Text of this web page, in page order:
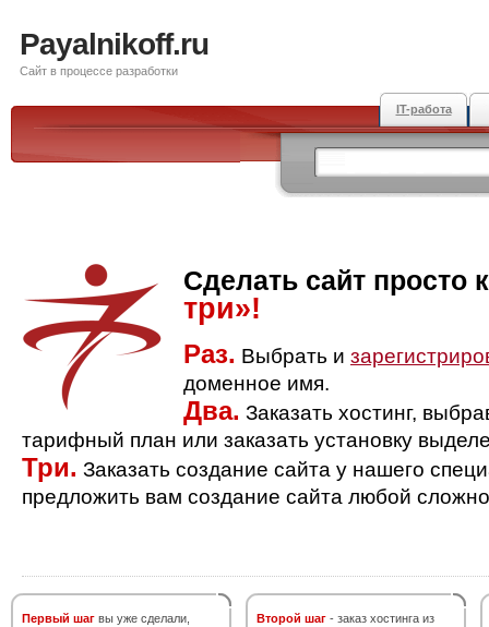
Payalnikoff.ru
Сайт в процессе разработки
IT-работа
Сделать сайт просто
три»!
Раз. Выбрать и
доменное имя.
Два. Заказать хостинг,
тарифный план или заказать установку
Три. Заказать создание сайта у нашего
предложить вам создание сайта любой
Первый шаг вы уже сделали,
Второй шаг - заказ хостинга из